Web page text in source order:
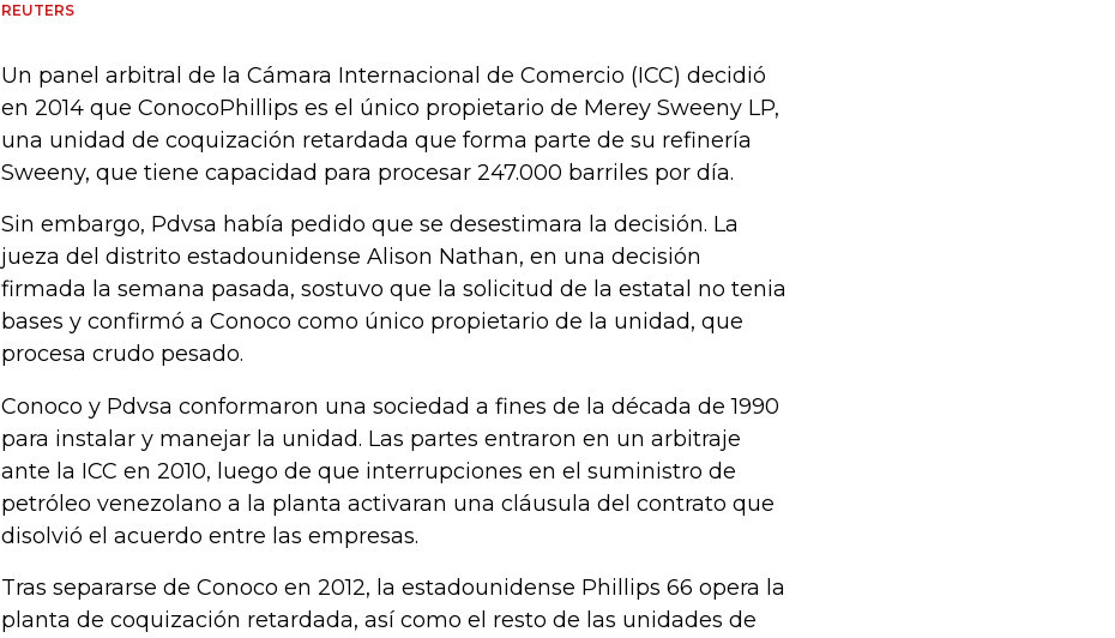
REUTERS
Un panel arbitral de la Cámara Internacional de Comercio (ICC) decidió
en 2014 que ConocoPhillips es el único propietario de Merey Sweeny LP,
una unidad de coquización retardada que forma parte de su refinería
Sweeny, que tiene capacidad para procesar 247.000 barriles por día.
Sin embargo, Pdvsa había pedido que se desestimara la decisión. La
jueza del distrito estadounidense Alison Nathan, en una decisión
firmada la semana pasada, sostuvo que la solicitud de la estatal no tenia
bases y confirmó a Conoco como único propietario de la unidad, que
procesa crudo pesado.
Conoco y Pdvsa conformaron una sociedad a fines de la década de 1990
para instalar y manejar la unidad. Las partes entraron en un arbitraje
ante la ICC en 2010, luego de que interrupciones en el suministro de
petróleo venezolano a la planta activaran una cláusula del contrato que
disolvió el acuerdo entre las empresas.
Tras separarse de Conoco en 2012, la estadounidense Phillips 66 opera la
planta de coquización retardada, así como el resto de las unidades de